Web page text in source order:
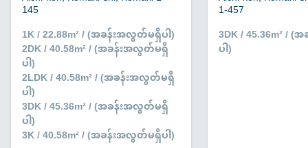
145
1K / 22.88m² / (အခန်းအလွတ်မရှိပါ)
2DK / 40.58m² / (အခန်းအလွတ်မရှိ
ပါ)
2LDK / 40.58m² / (အခန်းအလွတ်မရှိ
ပါ)
3DK / 45.36m² / (အခန်းအလွတ်မရှိ
ပါ)
3K / 40.58m² / (အခန်းအလွတ်မရှိပါ)
1-457
3DK / 45.36m² /
ပါ)